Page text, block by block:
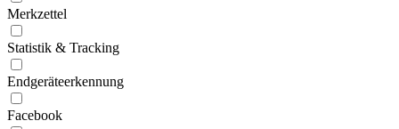
Merkzettel
Statistik & Tracking
Endgeräteerkennung
Facebook